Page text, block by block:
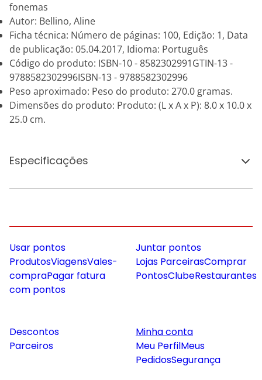
fonemas
Autor: Bellino, Aline
Ficha técnica: Número de páginas: 100, Edição: 1, Data
de publicação: 05.04.2017, Idioma: Português
Código do produto: ISBN-10 - 8582302991GTIN-13 -
9788582302996ISBN-13 - 9788582302996
Peso aproximado: Peso do produto: 270.0 gramas.
Dimensões do produto: Produto: (L x A x P): 8.0 x 10.0 x
25.0 cm.
Especificações
Usar pontos
ProdutosViagensVales-
compraPagar fatura
com pontos
Juntar pontos
Lojas ParceirasComprar
PontosClubeRestaurantes
Descontos
Parceiros
Minha conta
Meu PerfilMeus
PedidosSegurança